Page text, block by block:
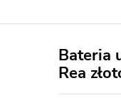
Bateria
Rea